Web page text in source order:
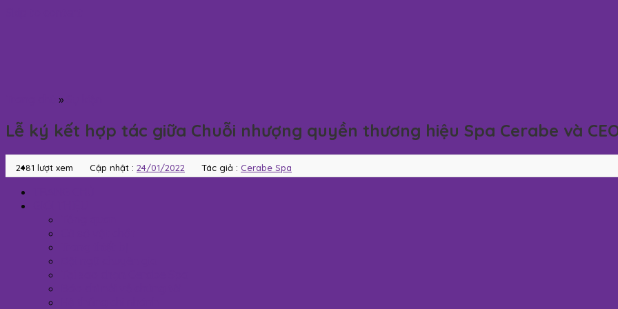
»
Lễ ký kết hợp tác giữa Chuỗi nhượng quyền thương hiệu Spa Cerabe và
2481 lượt xem Cập nhật : 24/01/2022 Tác giả : Cerabe Spa